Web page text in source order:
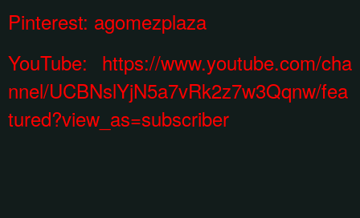
Pinterest: agomezplaza
YouTube: https://www.youtube.com/cha
nnel/UCBNslYjN5a7vRk2z7w3Qqnw/fea
tured?view_as=subscriber